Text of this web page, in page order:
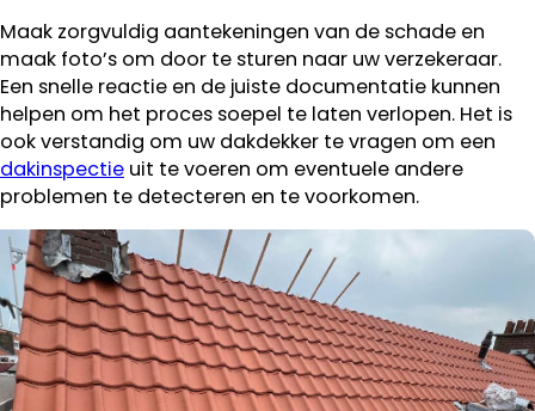
Maak zorgvuldig aantekeningen van de schade en
maak foto’s om door te sturen naar uw verzekeraar.
Een snelle reactie en de juiste documentatie kunnen
helpen om het proces soepel te laten verlopen. Het is
ook verstandig om uw dakdekker te vragen om een
dakinspectie uit te voeren om eventuele andere
problemen te detecteren en te voorkomen.